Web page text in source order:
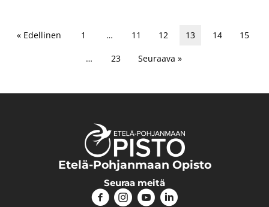
« Edellinen 1 … 11 12 13 14 15
… 23 Seuraava »
Etelä-Pohjanmaan Opisto
Seuraa meitä